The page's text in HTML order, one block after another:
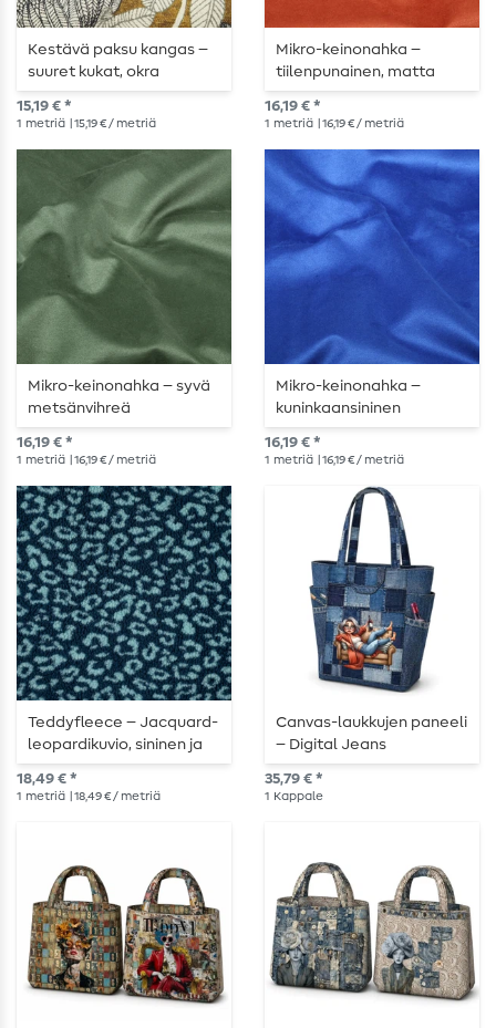
Kestävä paksu kangas –
suuret kukat, okra
15,19 € *
1 metriä | 15,19 € / metriä
Mikro-keinonahka –
tiilenpunainen, matta
16,19 € *
1 metriä | 16,19 € / metriä
Mikro-keinonahka – syvä
metsänvihreä
16,19 € *
1 metriä | 16,19 € / metriä
Mikro-keinonahka –
kuninkaansininen
16,19 € *
1 metriä | 16,19 € / metriä
Teddyfleece – Jacquard-
leopardikuvio, sininen ja
turkoosi
18,49 € *
1 metriä | 18,49 € / metriä
Canvas-laukkujen paneeli
– Digital Jeans
35,79 € *
1 Kappale